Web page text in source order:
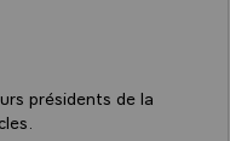
présidents de la